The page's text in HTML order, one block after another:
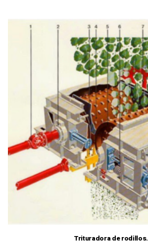
Trituradora de rodillos.